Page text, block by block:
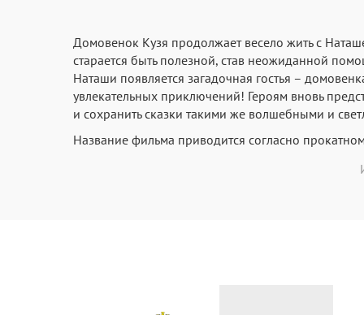
Домовенок Кузя продолжает весело жить с
старается быть полезной, став неожиданной
Наташи появляется загадочная гостья –
увлекательных приключений! Героям вновь
и сохранить сказки такими же волшебными и
Название фильма приводится согласно